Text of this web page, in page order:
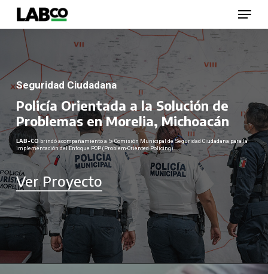
Menu
Seguridad Ciudadana
Policía Orientada a la Solución de
Problemas en Morelia, Michoacán
LAB-CO brindó acompañamiento a la Comisión Municipal de Seguridad Ciudadana para la
implementación del Enfoque POP (Problem-Oriented Policing).
Ver Proyecto